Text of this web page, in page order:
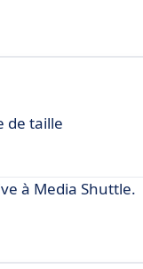
de taille
à Media Shuttle.